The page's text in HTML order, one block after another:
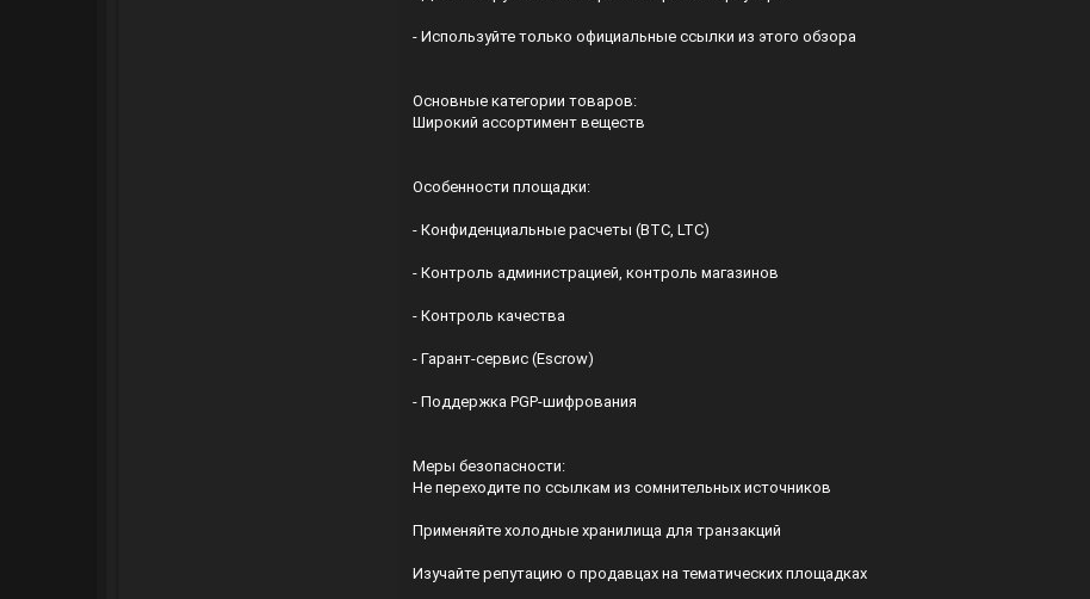
- Используйте только официальные ссылки из этого обзора
Основные категории товаров:
Широкий ассортимент веществ
Особенности площадки:
- Конфиденциальные расчеты (BTC, LTC)
- Контроль администрацией, контроль магазинов
- Контроль качества
- Гарант-сервис (Escrow)
- Поддержка PGP-шифрования
Меры безопасности:
Не переходите по ссылкам из сомнительных источников
Применяйте холодные хранилища для транзакций
Изучайте репутацию о продавцах на тематических площадках